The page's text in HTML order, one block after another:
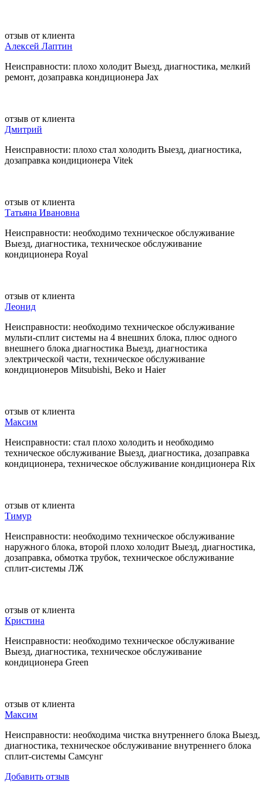
отзыв от клиента
Алексей Лаптин
Неисправности: плохо холодит Выезд, диагностика, мелкий
ремонт, дозаправка кондиционера Jax
отзыв от клиента
Дмитрий
Неисправности: плохо стал холодить Выезд, диагностика,
дозаправка кондиционера Vitek
отзыв от клиента
Татьяна Ивановна
Неисправности: необходимо техническое обслуживание
Выезд, диагностика, техническое обслуживание
кондиционера Royal
отзыв от клиента
Леонид
Неисправности: необходимо техническое обслуживание
мульти-сплит системы на 4 внешних блока, плюс одного
внешнего блока диагностика Выезд, диагностика
электрической части, техническое обслуживание
кондиционеров Mitsubishi, Beko и Haier
отзыв от клиента
Максим
Неисправности: стал плохо холодить и необходимо
техническое обслуживание Выезд, диагностика, дозаправка
кондиционера, техническое обслуживание кондиционера Rix
отзыв от клиента
Тимур
Неисправности: необходимо техническое обслуживание
наружного блока, второй плохо холодит Выезд, диагностика,
дозаправка, обмотка трубок, техническое обслуживание
сплит-системы ЛЖ
отзыв от клиента
Кристина
Неисправности: необходимо техническое обслуживание
Выезд, диагностика, техническое обслуживание
кондиционера Green
отзыв от клиента
Максим
Неисправности: необходима чистка внутреннего блока Выезд,
диагностика, техническое обслуживание внутреннего блока
сплит-системы Самсунг
Добавить отзыв